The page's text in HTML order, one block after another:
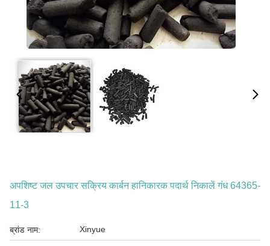
अपशिष्ट जल उपचार सक्रिय कार्बन हानिकारक पदार्थ निकालें गंध 64365-
11-3
ब्रांड नाम: Xinyue